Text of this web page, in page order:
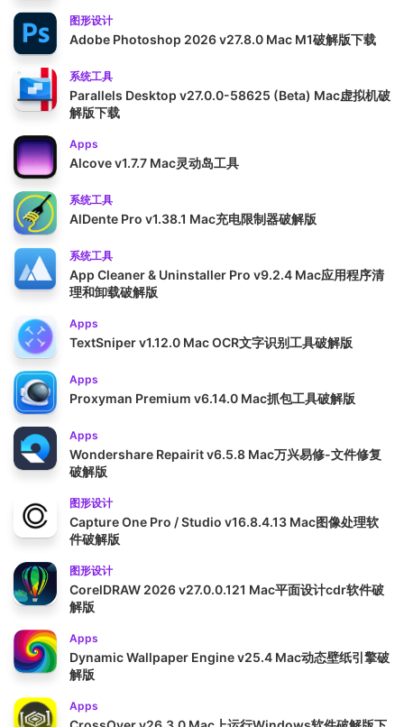
图形设计
Adobe Photoshop 2026 v27.8.0 Mac M1破解版下载
系统工具
Parallels Desktop v27.0.0-58625 (Beta) Mac虚拟机破
解版下载
Apps
Alcove v1.7.7 Mac灵动岛工具
系统工具
AlDente Pro v1.38.1 Mac充电限制器破解版
系统工具
App Cleaner & Uninstaller Pro v9.2.4 Mac应用程序清
理和卸载破解版
Apps
TextSniper v1.12.0 Mac OCR文字识别工具破解版
Apps
Proxyman Premium v6.14.0 Mac抓包工具破解版
Apps
Wondershare Repairit v6.5.8 Mac万兴易修-文件修复
破解版
图形设计
Capture One Pro / Studio v16.8.4.13 Mac图像处理软
件破解版
图形设计
CorelDRAW 2026 v27.0.0.121 Mac平面设计cdr软件破
解版
Apps
Dynamic Wallpaper Engine v25.4 Mac动态壁纸引擎破
解版
Apps